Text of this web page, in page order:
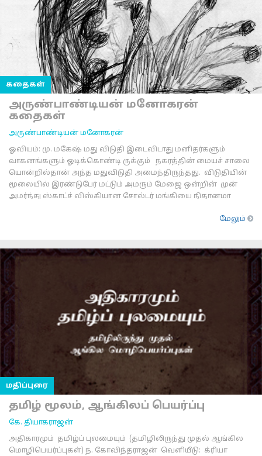
கதைகள்
அருண்பாண்டியன் மனோகரன்
கதைகள்
அருண்பாண்டியன் மனோகரன்
ஓவியம்: மு. மகேஷ் மது விடுதி இடைவிடாது மனிதர்களும்
வாகனங்களும் ஓடிக்கொண்டி ருக்கும் நகரத்தின் மையச் சாலை
யொன்றில்தான் அந்த மதுவிடுதி அமைந்திருந்தது. விடுதியின்
மூலையில் இரண்டுபேர் மட்டும் அமரும் மேஜை ஒன்றின் முன்
அமர்ந்து ஸ்காட்ச் விஸ்கியான சோல்டர் மங்கியை நிதானமா
மேலும்
மதிப்புரை
தமிழ் மூலம், ஆங்கிலப் பெயர்ப்பு
கே. தியாகராஜன்
அதிகாரமும் தமிழ்ப் புலமையும் (தமிழிலிருந்து முதல் ஆங்கில
மொழிபெயர்ப்புகள்) ந. கோவிந்தராஜன் வெளியீடு: க்ரியா